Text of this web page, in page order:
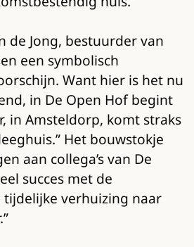
de Jong, bestuurder van
een symbolisch
Want hier is het nu
in De Open Hof begint
in Amsteldorp, komt straks
Het bouwstokje
aan collega’s van De
succes met de
verhuizing naar